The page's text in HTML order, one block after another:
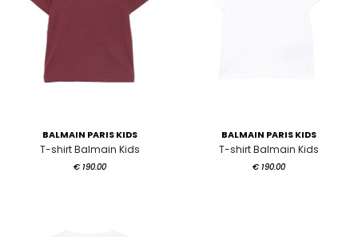
BALMAIN PARIS KIDS
T-shirt Balmain Kids
€ 190.00
BALMAIN PARIS KIDS
T-shirt Balmain Kids
€ 190.00